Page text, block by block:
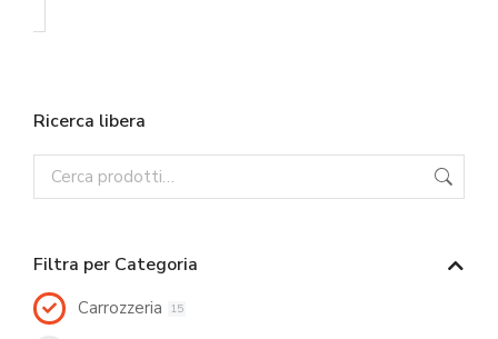
Ricerca libera
Filtra per Categoria
Carrozzeria 15